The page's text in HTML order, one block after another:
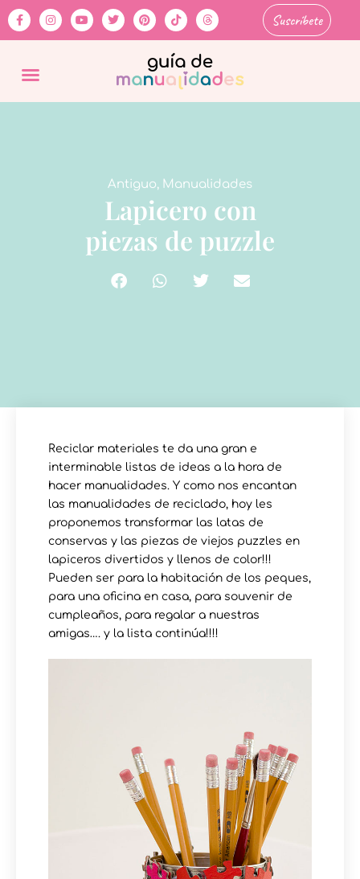
Suscríbete
Antiguo, Manualidades
Lapicero con
piezas de puzzle
Reciclar materiales te da una gran e
interminable listas de ideas a la hora de
hacer manualidades. Y como nos encantan
las manualidades de reciclado, hoy les
proponemos transformar las latas de
conservas y las piezas de viejos puzzles en
lapiceros divertidos y llenos de color!!!
Pueden ser para la habitación de los peques,
para una oficina en casa, para souvenir de
cumpleaños, para regalar a nuestras
amigas…. y la lista continúa!!!!